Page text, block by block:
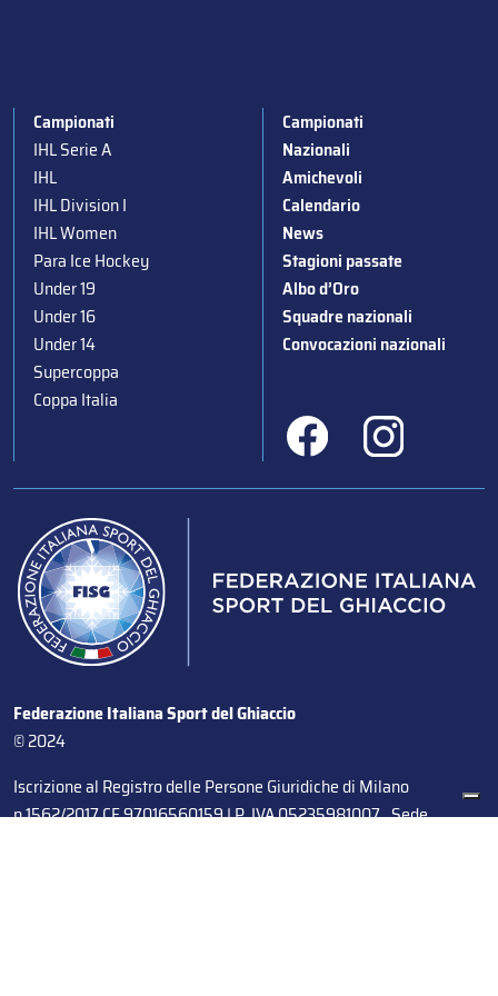
Campionati
IHL Serie A
IHL
IHL Division I
IHL Women
Para Ice Hockey
Under 19
Under 16
Under 14
Supercoppa
Coppa Italia
Campionati
Nazionali
Amichevoli
Calendario
News
Stagioni passate
Albo d’Oro
Squadre nazionali
Convocazioni nazionali
Federazione Italiana Sport del Ghiaccio
© 2024
Iscrizione al Registro delle Persone Giuridiche di Milano
n.1562/2017 CF 97016560159 | P. IVA 05235981007 Sede